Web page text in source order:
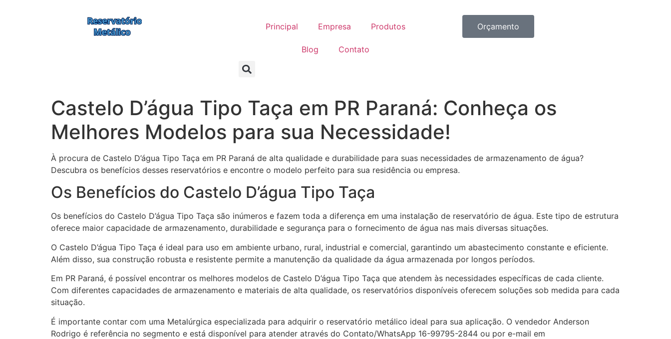
Principal Empresa Produtos
Blog Contato
Orçamento
Castelo D’água Tipo Taça em PR Paraná: Conheça os
Melhores Modelos para sua Necessidade!
À procura de Castelo D’água Tipo Taça em PR Paraná de alta qualidade e durabilidade para suas necessidades de armazenamento de água?
Descubra os benefícios desses reservatórios e encontre o modelo perfeito para sua residência ou empresa.
Os Benefícios do Castelo D’água Tipo Taça
Os benefícios do Castelo D’água Tipo Taça são inúmeros e fazem toda a diferença em uma instalação de reservatório de água. Este tipo de estrutura
oferece maior capacidade de armazenamento, durabilidade e segurança para o fornecimento de água nas mais diversas situações.
O Castelo D’água Tipo Taça é ideal para uso em ambiente urbano, rural, industrial e comercial, garantindo um abastecimento constante e eficiente.
Além disso, sua construção robusta e resistente permite a manutenção da qualidade da água armazenada por longos períodos.
Em PR Paraná, é possível encontrar os melhores modelos de Castelo D’água Tipo Taça que atendem às necessidades específicas de cada cliente.
Com diferentes capacidades de armazenamento e materiais de alta qualidade, os reservatórios disponíveis oferecem soluções sob medida para cada
situação.
É importante contar com uma Metalúrgica especializada para adquirir o reservatório metálico ideal para sua aplicação. O vendedor Anderson
Rodrigo é referência no segmento e está disponível para atender através do Contato/WhatsApp 16-99795-2844 ou por e-mail em